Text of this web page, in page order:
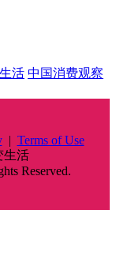
活 中国消费观察
| Terms of Use
生活
Reserved.